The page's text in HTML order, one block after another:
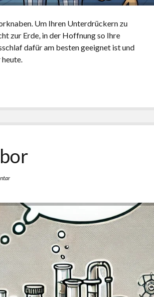
Um Ihren Unterdrückern zu
zur Erde, in der Hoffnung so Ihre
dafür am besten geeignet ist und